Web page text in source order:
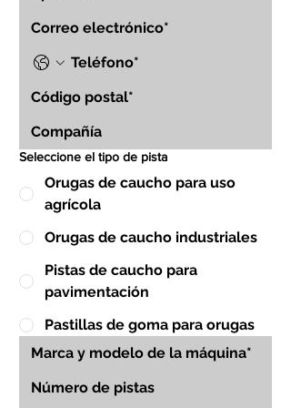
Seleccione el tipo de pista
Orugas de caucho para uso
agrícola
Orugas de caucho industriales
Pistas de caucho para
pavimentación
Pastillas de goma para orugas